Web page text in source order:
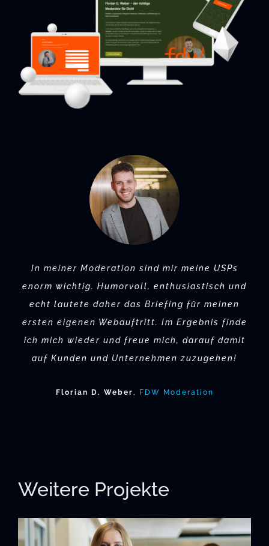
In meiner Moderation sind mir meine USPs
enorm wichtig. Humorvoll, enthusiastisch und
echt lautete daher das Briefing für meinen
ersten eigenen Webauftritt. Im Ergebnis finde
ich mich wieder und freue mich, darauf damit
auf Kunden und Unternehmen zuzugehen!
Florian D. Weber FDW Moderation
Weitere Projekte